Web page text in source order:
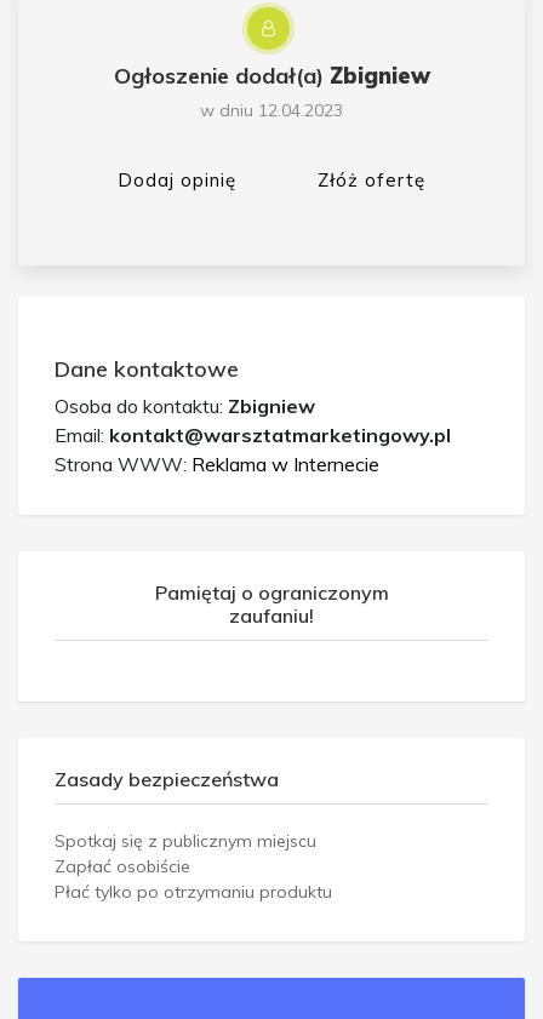
Ogłoszenie dodał(a) Zbigniew
w dniu 12.04.2023
Dodaj opinię Złóż ofertę
Dane kontaktowe
Osoba do kontaktu: Zbigniew
Email: kontakt@warsztatmarketingowy.pl
Strona WWW: Reklama w Internecie
Pamiętaj o ograniczonym
zaufaniu!
Zasady bezpieczeństwa
Spotkaj się z publicznym miejscu
Zapłać osobiście
Płać tylko po otrzymaniu produktu